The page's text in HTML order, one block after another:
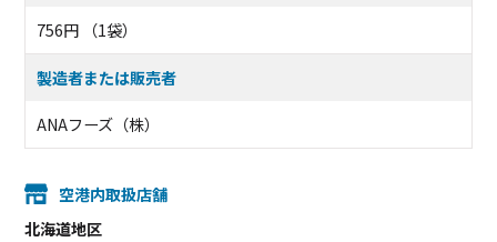
756円 （1袋）
製造者または販売者
ANAフーズ（株）
空港内取扱店舗
北海道地区